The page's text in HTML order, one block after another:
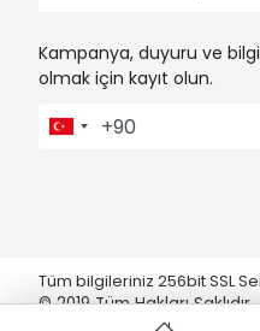
Kampanya, duyuru ve
olmak için kayıt olun.
Tüm bilgileriniz 256bit SSL
© 2019Tüm Hakları Saklıdır